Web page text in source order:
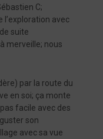
C;
l’exploration avec
suite
merveille; nous
par la route du
en soi; ça monte
facile avec des
son
avec sa vue